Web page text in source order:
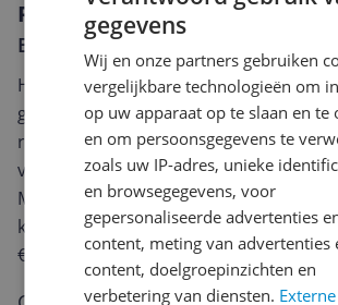
Reviews
Er zijn nog geen reviews
Heb jij dit product in bezit en wil je
geven? Start dan hieronder met het
review. Afhankelijk van de details duurt
van een review gemiddeld tussen de 3
Met jouw mening help je andere
keuze te maken én maak je iedere
€250,-!
Klik hier voor de
gegevens
Wij en onze partners gebruiken
vergelijkbare technologieën om
op uw apparaat op te slaan en te
en om persoonsgegevens te
zoals uw IP-adres, unieke
en browsegegevens, voor
gepersonaliseerde advertenties
content, meting van advertenties
content, doelgroepinzichten en
verbetering van diensten. Externe